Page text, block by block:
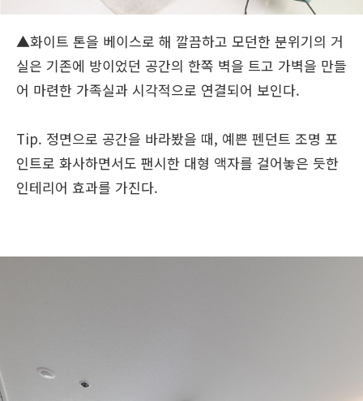
▲화이트 톤을 베이스로 해 깔끔하고 모던한 분위기의 거
실은 기존에 방이었던 공간의 한쪽 벽을 트고 가벽을 만들
어 마련한 가족실과 시각적으로 연결되어 보인다.
Tip. 정면으로 공간을 바라봤을 때, 예쁜 펜던트 조명 포
인트로 화사하면서도 팬시한 대형 액자를 걸어놓은 듯한
인테리어 효과를 가진다.